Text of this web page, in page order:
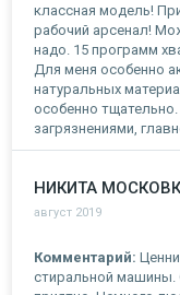
классная модель!
рабочий арсенал!
надо. 15 программ
Для меня особенно
натуральных
особенно
загрязнениями,
НИКИТА
август 2019
Комментарий:
стиральной машины.